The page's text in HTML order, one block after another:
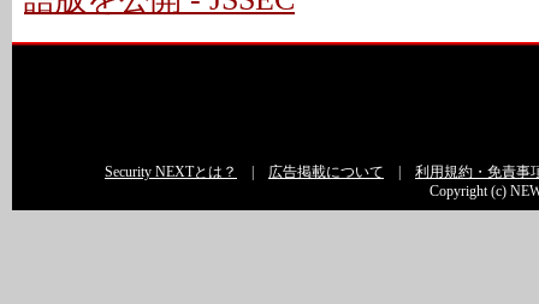
Security NEXTとは？ 広告掲載について
利用規約・免責事
Copyright (c)